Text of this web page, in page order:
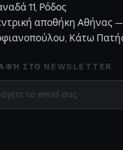
11, Ρόδος
αποθήκη Αθήνας —
Κάτω
ΣΤΟ NEWSLETTER